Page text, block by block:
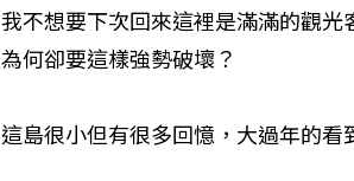
我不想要下次回來這裡是滿滿的觀光
為何卻要這樣強勢破壞？
這島很小但有很多回憶，大過年的看